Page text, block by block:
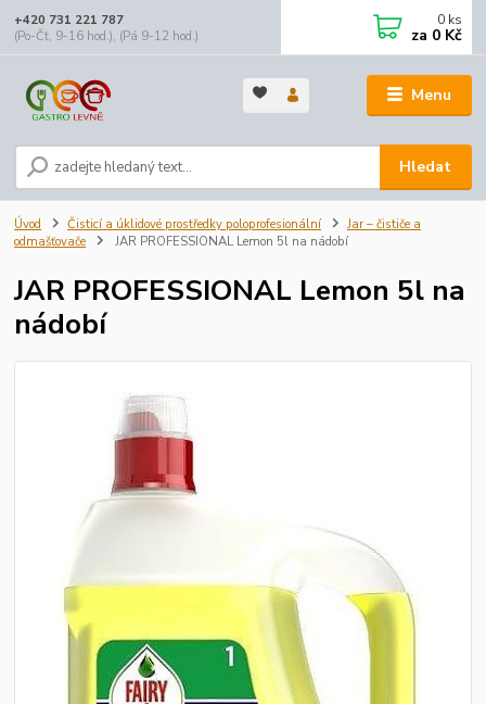
Menu
Hledat
+420 731 221 787
(Po-Čt, 9-16 hod.), (Pá 9-12 hod.)
0 ks
za 0 Kč
Úvod Čisticí a úklidové prostředky poloprofesionální
Jar – čističe a
odmašťovače
JAR PROFESSIONAL Lemon 5l na nádobí
JAR PROFESSIONAL Lemon 5l na
nádobí